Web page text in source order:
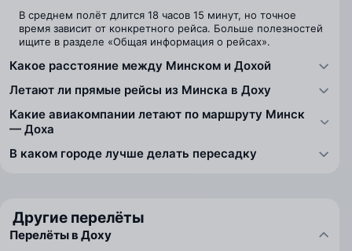
В среднем полёт длится 18 часов 15 минут, но точное
время зависит от конкретного рейса. Больше полезностей
ищите в разделе «Общая информация о рейсах».
Какое расстояние между Минском и Дохой
Летают ли прямые рейсы из Минска в Доху
Какие авиакомпании летают по маршруту Минск
— Доха
В каком городе лучше делать пересадку
Другие перелёты
Перелёты в Доху